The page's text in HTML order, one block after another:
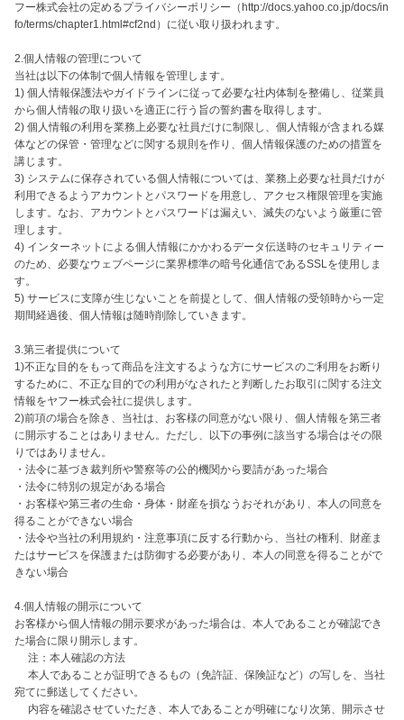
フー株式会社の定めるプライバシーポリシー（http://docs.yahoo.co.jp/docs/in
fo/terms/chapter1.html#cf2nd）に従い取り扱われます。
2.個人情報の管理について
当社は以下の体制で個人情報を管理します。
1) 個人情報保護法やガイドラインに従って必要な社内体制を整備し、従業員
から個人情報の取り扱いを適正に行う旨の誓約書を取得します。
2) 個人情報の利用を業務上必要な社員だけに制限し、個人情報が含まれる媒
体などの保管・管理などに関する規則を作り、個人情報保護のための措置を
講じます。
3) システムに保存されている個人情報については、業務上必要な社員だけが
利用できるようアカウントとパスワードを用意し、アクセス権限管理を実施
します。なお、アカウントとパスワードは漏えい、滅失のないよう厳重に管
理します。
4) インターネットによる個人情報にかかわるデータ伝送時のセキュリティー
のため、必要なウェブページに業界標準の暗号化通信であるSSLを使用しま
す。
5) サービスに支障が生じないことを前提として、個人情報の受領時から一定
期間経過後、個人情報は随時削除していきます。
3.第三者提供について
1)不正な目的をもって商品を注文するような方にサービスのご利用をお断り
するために、不正な目的での利用がなされたと判断したお取引に関する注文
情報をヤフー株式会社に提供します。
2)前項の場合を除き、当社は、お客様の同意がない限り、個人情報を第三者
に開示することはありません。ただし、以下の事例に該当する場合はその限
りではありません。
・法令に基づき裁判所や警察等の公的機関から要請があった場合
・法令に特別の規定がある場合
・お客様や第三者の生命・身体・財産を損なうおそれがあり、本人の同意を
得ることができない場合
・法令や当社の利用規約・注意事項に反する行動から、当社の権利、財産ま
たはサービスを保護または防御する必要があり、本人の同意を得ることがで
きない場合
4.個人情報の開示について
お客様から個人情報の開示要求があった場合は、本人であることが確認でき
た場合に限り開示します。
注：本人確認の方法
本人であることが証明できるもの（免許証、保険証など）の写しを、当社
宛てに郵送してください。
内容を確認させていただき、本人であることが明確になり次第、開示させ